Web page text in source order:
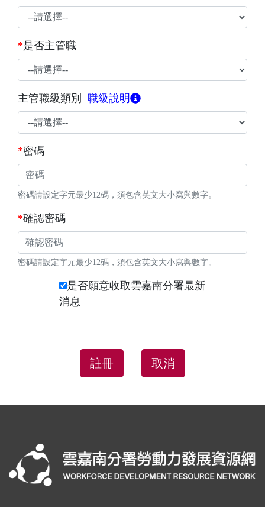
*是否主管職
主管職級類別 職級說明
*密碼
密碼請設定字元最少12碼，須包含英文大小寫與數字。
*確認密碼
密碼請設定字元最少12碼，須包含英文大小寫與數字。
是否願意收取雲嘉南分署最新
消息
取消